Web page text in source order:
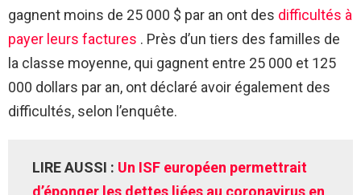
gagnent moins de 25 000 $ par an ont des difficultés à
payer leurs factures . Près d’un tiers des familles de
la classe moyenne, qui gagnent entre 25 000 et 125
000 dollars par an, ont déclaré avoir également des
difficultés, selon l’enquête.
LIRE AUSSI : Un ISF européen permettrait
d’éponger les dettes liées au coronavirus en